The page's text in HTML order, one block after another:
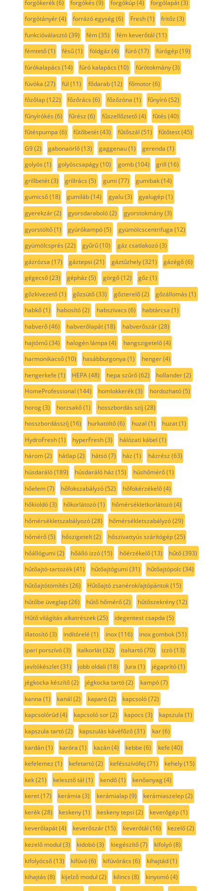
forgókerék(6) forgókés (9) forgókúp(4) forgólapát(3)
forgótányér(4) forrázó egység(6) Fresh(1) fritőz (3)
funkcióválasztó(39) fém(35) fém keverőtál (11)
fémtető(1) fésű(1) földgáz (4) fúró(17) fúrógép(19)
fúrókalapács (14) fúró kalapács (10) fúrótokmány(3)
fúvóka (27) fül (11) fődarab(12) főmotor(6)
főzőlap(122) főzőrács (6) főzőzóna (1) fűnyíró(52)
fűnyírókés (6) fűrész (6) fűszellőztető(4) fűtés (40)
fűtéspumpa (6) fűtőbetét(43) fűtőszál (51) fűtőtest(45)
G9(2) gabonaörlő(13) gaggenau(1) gerenda (1)
golyós (1) golyóscsapágy(10) gomb(104) grill (16)
grillbetét(3) grillrács (5) gumi (77) gumibak(14)
gumicső(18) gumiláb(14) gyalu(3) gyalugép(1)
gyerekzár(2) gyorsdaraboló(2) gyorstokmány(3)
gyorstöltő(1) gyúrókampó(5) gyümölcscentrifuga (12)
gyümölcsprés (22) gyűrű(10) gáz csatlakozó(3)
gázrózsa (17) gáztepsi (21) gáztűzhely(321) gázégő(6)
gégecső(23) gépház (5) görgő(12) gőz (1)
gőzkivezető(1) gőzsütő(33) gőzterelő(2) gőzállomás (1)
habkő(1) habosító(2) habszivacs (6) habtárcsa (1)
habverő(46) habverőlapát(18) habverőszár(28)
hajtómű(34) halogén lámpa (4) hangszigetelő(4)
harmonikacső(10) hasábburgonya (1) henger(4)
hengerkefe (1) HEPA(48) hepa szűrő(62) hollander(2)
HomeProfessional (144) homlokkerék(3) hordozható(5)
horog(3) horzsakő(1) hosszbordás szíj (28)
hosszbordásszíj (16) hurkatöltő(6) huzal (1) huzat(1)
HydroFresh(1) hyperFresh(3) hálózati kábel (1)
három(2) hátlap(2) hátsó(7) ház (1) házrész (63)
húsdaráló(189) húsdaráló ház (15) húshőmérő(1)
hőelem(7) hőfokszabályzó(52) hőfokérzékelő(4)
hőkioldó(3) hőkorlátozó(1) hőmérsékletkorlátozó(4)
hőmérsékletszabályozó(28) hőmérsékletszabályzó(29)
hőmérő(5) hőszigetelt(2) hőszivattyús szárítógép(25)
hőállógumi (2) hőálló izzó(15) hőérzékelő(13) hűtő(393)
hűtőajtó-tartozék(41) hűtőajtógumi (31) hűtőajtópolc(34)
hűtőajtótömítés (26) Hűtőajtó zsanérok/ajtópántok(15)
hűtőbe üveglap(26) hűtő hőmérő(2) hűtőszekrény(12)
Hűtő világítás alkatrészek(25) idegentest csapda (5)
illatosító(3) indítórelé (1) inox(116) inox gombok(51)
ipari porszívó(3) italkorlát(32) italtartó(70) izzó(13)
javítókészlet(31) jobb oldali (18) Jura (1) jégaprító(1)
jégkocka készítő(2) jégkocka tartó(2) kampó(7)
kanna (1) kanál (2) kaparó(2) kapcsoló(72)
kapcsolórúd(4) kapcsoló sor(2) kapocs (3) kapszula (1)
kapszula tartó(2) kapszulás kávéfőző(31) kar(6)
kardán(1) karóra (1) kazán(4) kebbe (6) kefe (40)
kefelemez (1) kefetartó(2) kefésszívófej (71) kehely(15)
kek(21) kelesztő tál (1) kendő(1) kenőanyag(4)
keret(17) kerámia (3) kerámialap(9) kerámiaszelep(2)
kerék(28) keskeny(1) keskeny tepsi (2) keverőgép(1)
keverőlapát(4) keverőszár(15) keverőtál (16) kezelő(2)
kezelő modul (3) kidobó(3) kiegészítő(7) kifolyó(8)
kifolyócső(13) kifúvó(6) kifúvórács (6) kihajtád(1)
kihajtás (8) kijelző modul (2) kilincs (8) kinyomó(4)